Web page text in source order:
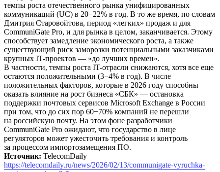
темпы роста отечественного рынка унифицированных
коммуникаций (UC) в 20−22% в год. В то же время, по словам
Дмитрия Старовойтова, период «легких» продаж и для
CommuniGate Pro, и для рынка в целом, заканчивается. Этому
способствует замедление экономического роста, а также
существующий риск заморозки потенциальными заказчиками
крупных IT-проектов — «до лучших времен».
В частности, темпы роста IT-отрасли снижаются, хотя все еще
остаются положительными (3−4% в год). В числе
положительных факторов, которые в 2026 году способны
оказать влияние на рост бизнеса «СБК» — остановка
поддержки почтовых сервисов Microsoft Exchange в России
при том, что до сих пор 60−70% компаний не перешли
на российскую почту. На этом фоне разработчики
CommuniGate Pro ожидают, что государство в лице
регуляторов может ужесточить требования и контроль
за процессом импортозамещения ПО.
Источник: TelecomDaily
https://telecomdaily.ru/news/2026/02/13/communigate-vyruchka-